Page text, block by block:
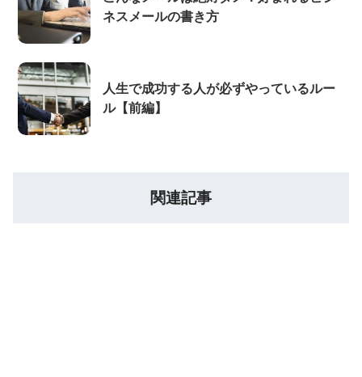
ネスメールの書き方
人生で成功する人が必ずやっているルー
ル【前編】
関連記事